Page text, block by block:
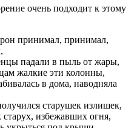
очень подходит к этому
принимал, принимал,
падали в пыль от жары,
жалкие эти колонны,
в дома, наводняла
старушек излишек,
избежавших огня,